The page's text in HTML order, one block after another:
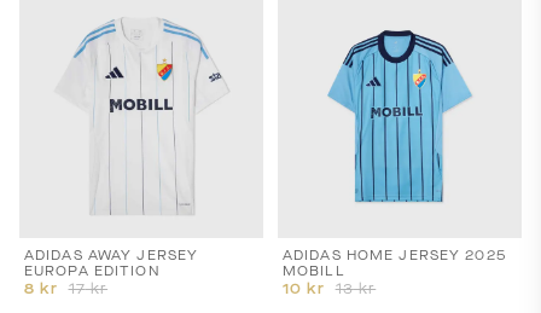
ADIDAS AWAY JERSEY
EUROPA EDITION
8 kr 17kr
ADIDAS HOME JERSEY 2025
MOBILL
10 kr 13kr